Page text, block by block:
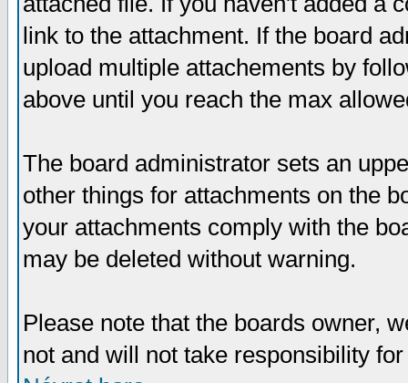
link to the attachment. If the board
upload multiple attachements by
above until you reach the max
The board administrator sets an
other things for attachments on the
your attachments comply with the
may be deleted without warning.
Please note that the boards owner,
not and will not take responsibility